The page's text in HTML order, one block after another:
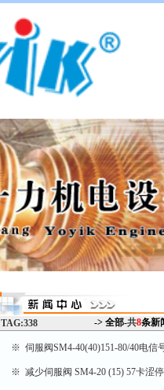
TAG:338 -> 全部-共8条新
※ 伺服阀SM4-40(40)151-80/40电信
※ 减少伺服阀 SM4-20 (15) 57卡涩